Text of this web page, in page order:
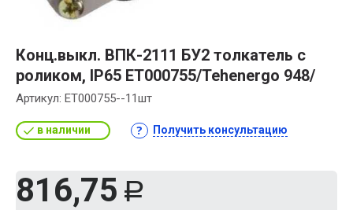
Конц.выкл. ВПК-2111 БУ2 толкатель с
роликом, IP65 ET000755/Tehenergo 948/
Артикул: ET000755--11шт
в наличии Получить консультацию
816,75 Р